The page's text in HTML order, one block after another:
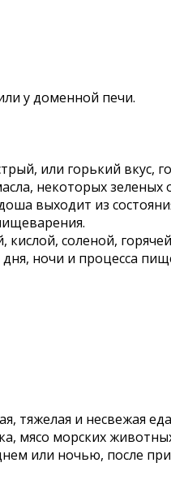
у доменной печи.
или горький вкус,
некоторых зеленых
выходит из
кислой, соленой,
ночи и процесса
тяжелая и несвежая
мясо морских
или ночью, после